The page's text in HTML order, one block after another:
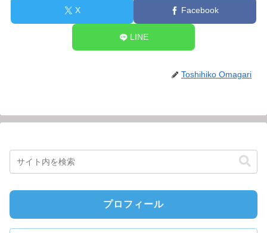
X Facebook
LINE
Toshihiko Omagari
プロフィール